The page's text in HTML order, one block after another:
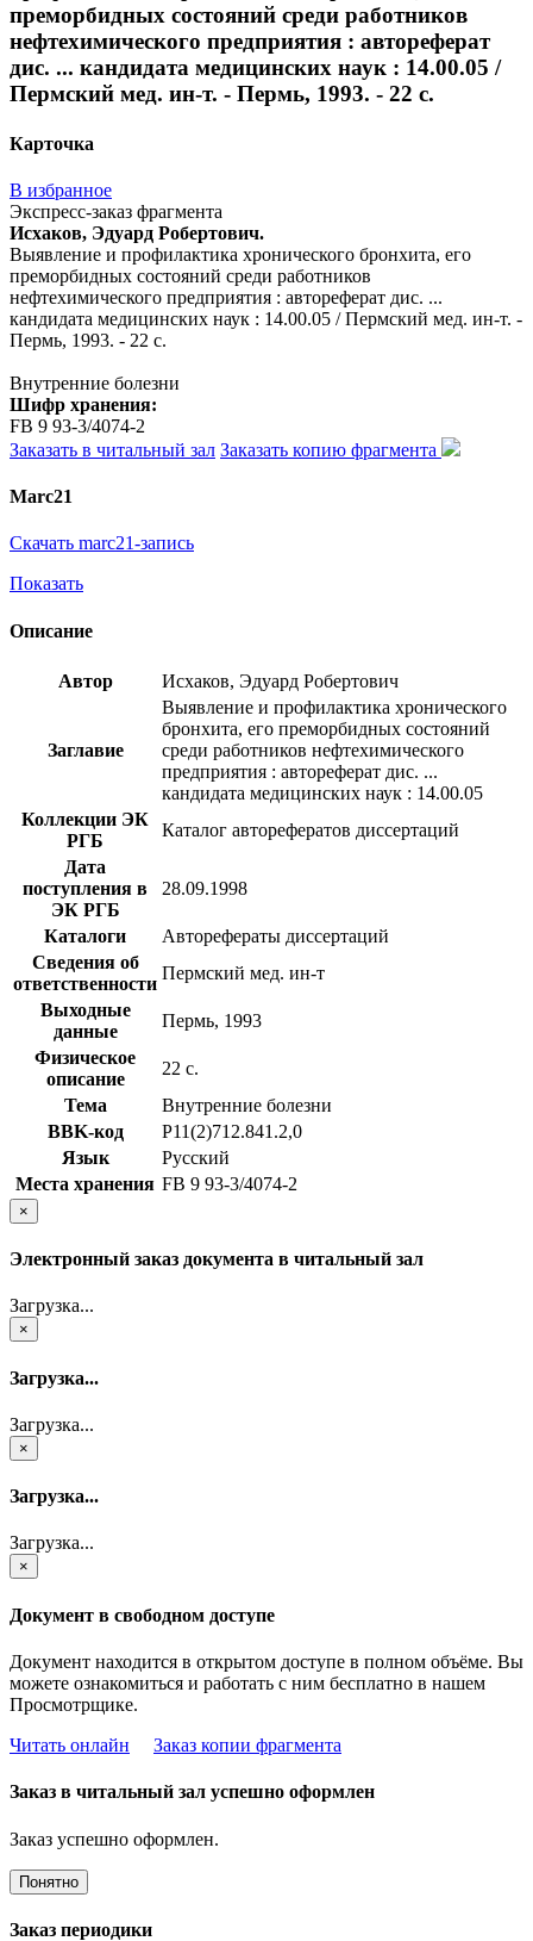
преморбидных состояний среди работников
нефтехимического предприятия : автореферат
дис. ... кандидата медицинских наук : 14.00.05 /
Пермский мед. ин-т. - Пермь, 1993. - 22 с.
Карточка
В избранное
Экспресс-заказ фрагмента
Исхаков, Эдуард Робертович.
Выявление и профилактика хронического бронхита, его
преморбидных состояний среди работников
нефтехимического предприятия : автореферат дис. ...
кандидата медицинских наук : 14.00.05 / Пермский мед. ин-т. -
Пермь, 1993. - 22 с.
Внутренние болезни
Шифр хранения:
FB 9 93-3/4074-2
Заказать в читальный зал Заказать копию фрагмента
Marc21
Скачать marc21-запись
Показать
Описание
Автор Исхаков, Эдуард Робертович
Заглавие
Выявление и профилактика хронического
бронхита, его преморбидных состояний
среди работников нефтехимического
предприятия : автореферат дис. ...
кандидата медицинских наук : 14.00.05
Коллекции ЭК
РГБ
Каталог авторефератов диссертаций
Дата
поступления в
ЭК РГБ
28.09.1998
Каталоги
Авторефераты диссертаций
Сведения об
ответственности
Пермский мед. ин-т
Выходные
данные
Пермь, 1993
Физическое
описание
22 с.
Тема
Внутренние болезни
BBK-код
Р11(2)712.841.2,0
Язык
Русский
Места хранения FB 9 93-3/4074-2
×
Электронный заказ документа в читальный зал
Загрузка...
×
Загрузка...
Загрузка...
×
Загрузка...
Загрузка...
×
Документ в свободном доступе
Документ находится в открытом доступе в полном объёме. Вы
можете ознакомиться и работать с ним бесплатно в нашем
Просмотрщике.
Читать онлайн
Заказ копии фрагмента
Заказ в читальный зал успешно оформлен
Заказ успешно оформлен.
Понятно
Заказ периодики